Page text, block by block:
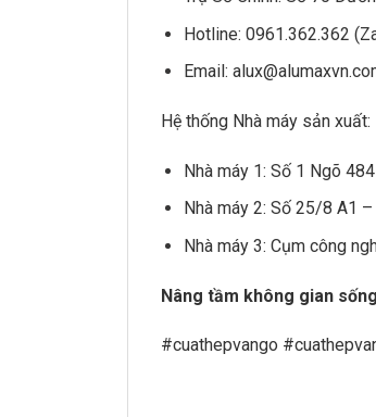
Hotline: 0961.362.362
Email:
Hệ thống Nhà máy sản xuất:
Nhà máy 1: Số 1 Ngõ
Nhà máy 2: Số 25/8 A1
Nhà máy 3: Cụm công
Nâng tầm không gian
#cuathepvango